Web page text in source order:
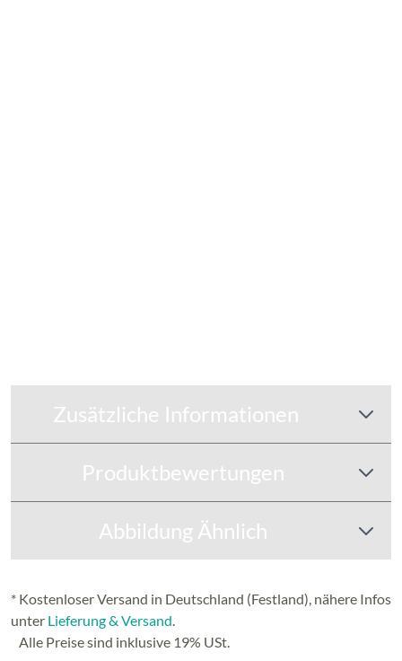
Zusätzliche Informationen
Produktbewertungen
Abbildung Ähnlich
* Kostenloser Versand in Deutschland (Festland), nähere Infos
unter Lieferung & Versand.
Alle Preise sind inklusive 19% USt.